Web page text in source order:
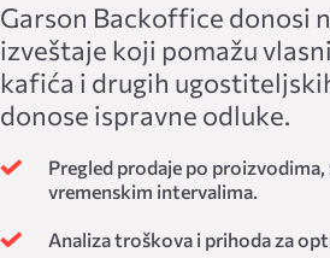
Garson Backoffice donosi napredne
izveštaje koji pomažu
kafića i drugih
donose ispravne odluke.
Pregled prodaje po proizvodima, zaposlenima i
vremenskim intervalima.
Analiza troškova i prihoda za